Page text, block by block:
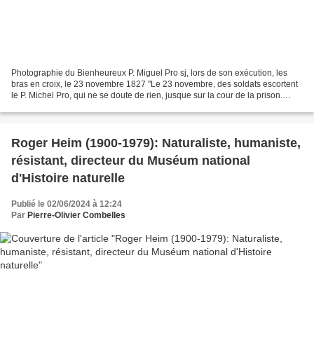
Photographie du Bienheureux P. Miguel Pro sj, lors de son exécution, les
bras en croix, le 23 novembre 1827 "Le 23 novembre, des soldats escortent
le P. Michel Pro, qui ne se doute de rien, jusque sur la cour de la prison.
Roger Heim (1900-1979): Naturaliste, humaniste,
résistant, directeur du Muséum national
d'Histoire naturelle
Publié le 02/06/2024 à 12:24
Par Pierre-Olivier Combelles